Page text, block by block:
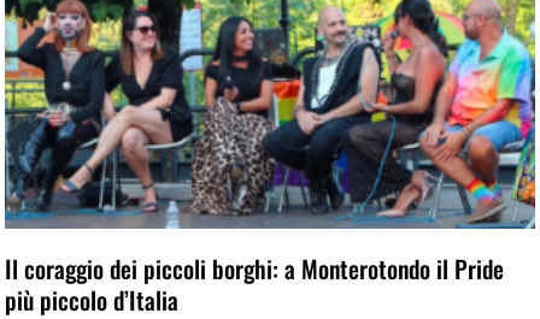
Il coraggio dei piccoli borghi: a Monterotondo il Pride
più piccolo d’Italia